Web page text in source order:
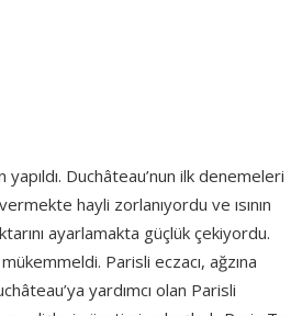
yapıldı. Duchâteau’nun ilk denemeleri
hayli zorlanıyordu ve ısının
ayarlamakta güçlük çekiyordu.
Parisli eczacı, ağzına
yardımcı olan Parisli